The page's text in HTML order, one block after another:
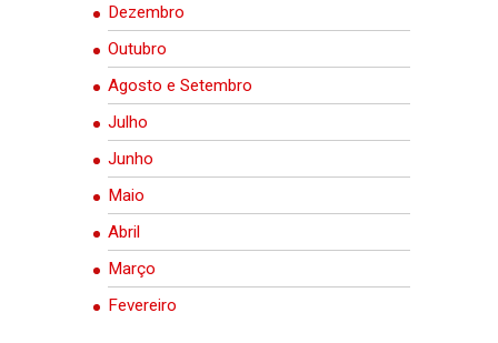
Dezembro
Outubro
Agosto e Setembro
Julho
Junho
Maio
Abril
Março
Fevereiro